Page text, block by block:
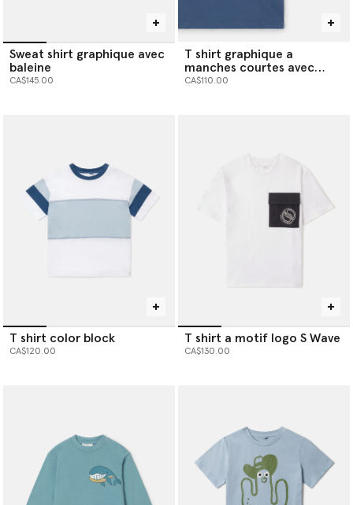
Sweat shirt graphique avec
baleine
CA$145.00
T shirt graphique a
manches courtes avec
baleine
CA$110.00
T shirt color block
CA$120.00
T shirt a motif logo S Wave
CA$130.00